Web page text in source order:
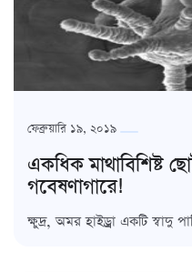
ফেব্রুয়ারি ১৯, ২০১৯
একধিক মাথাবিশিষ্ট
গবেষণাগারে!
ক্ষুদ্র, অমর হাইড্র্রা একটি স্বাদু